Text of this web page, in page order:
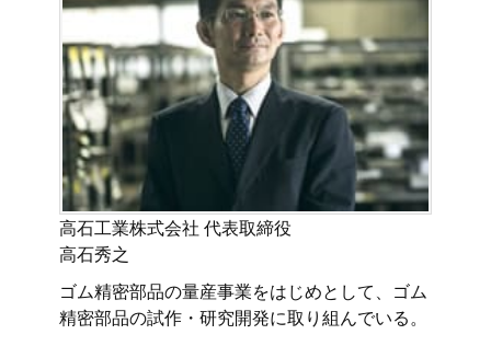
高石工業株式会社 代表取締役
高石秀之
ゴム精密部品の量産事業をはじめとして、ゴム
精密部品の試作・研究開発に取り組んでいる。